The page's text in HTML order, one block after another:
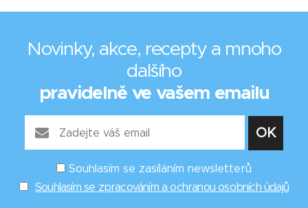
Novinky, akce, recepty a mnoho
dalšího
pravidelně ve vašem emailu
Souhlasím se zasíláním newsletterů
Souhlasím se zpracováním a ochranou osobních údajů